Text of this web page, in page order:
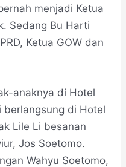
menjadi Ketua
Sedang Bu Harti
Ketua GOW dan
anaknya di Hotel
berlangsung di Hotel
Lile Li besanan
Jos Soetomo.
Wahyu Soetomo,